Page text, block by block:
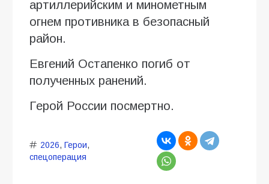
артиллерийским и минометным
огнем противника в безопасный
район.
Евгений Остапенко погиб от
полученных ранений.
Герой России посмертно.
2026, Герои,
спецоперация